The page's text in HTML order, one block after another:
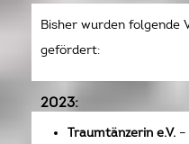
Bisher wurden folgende
gefördert:
2023:
Traumtänzerin e.V.–